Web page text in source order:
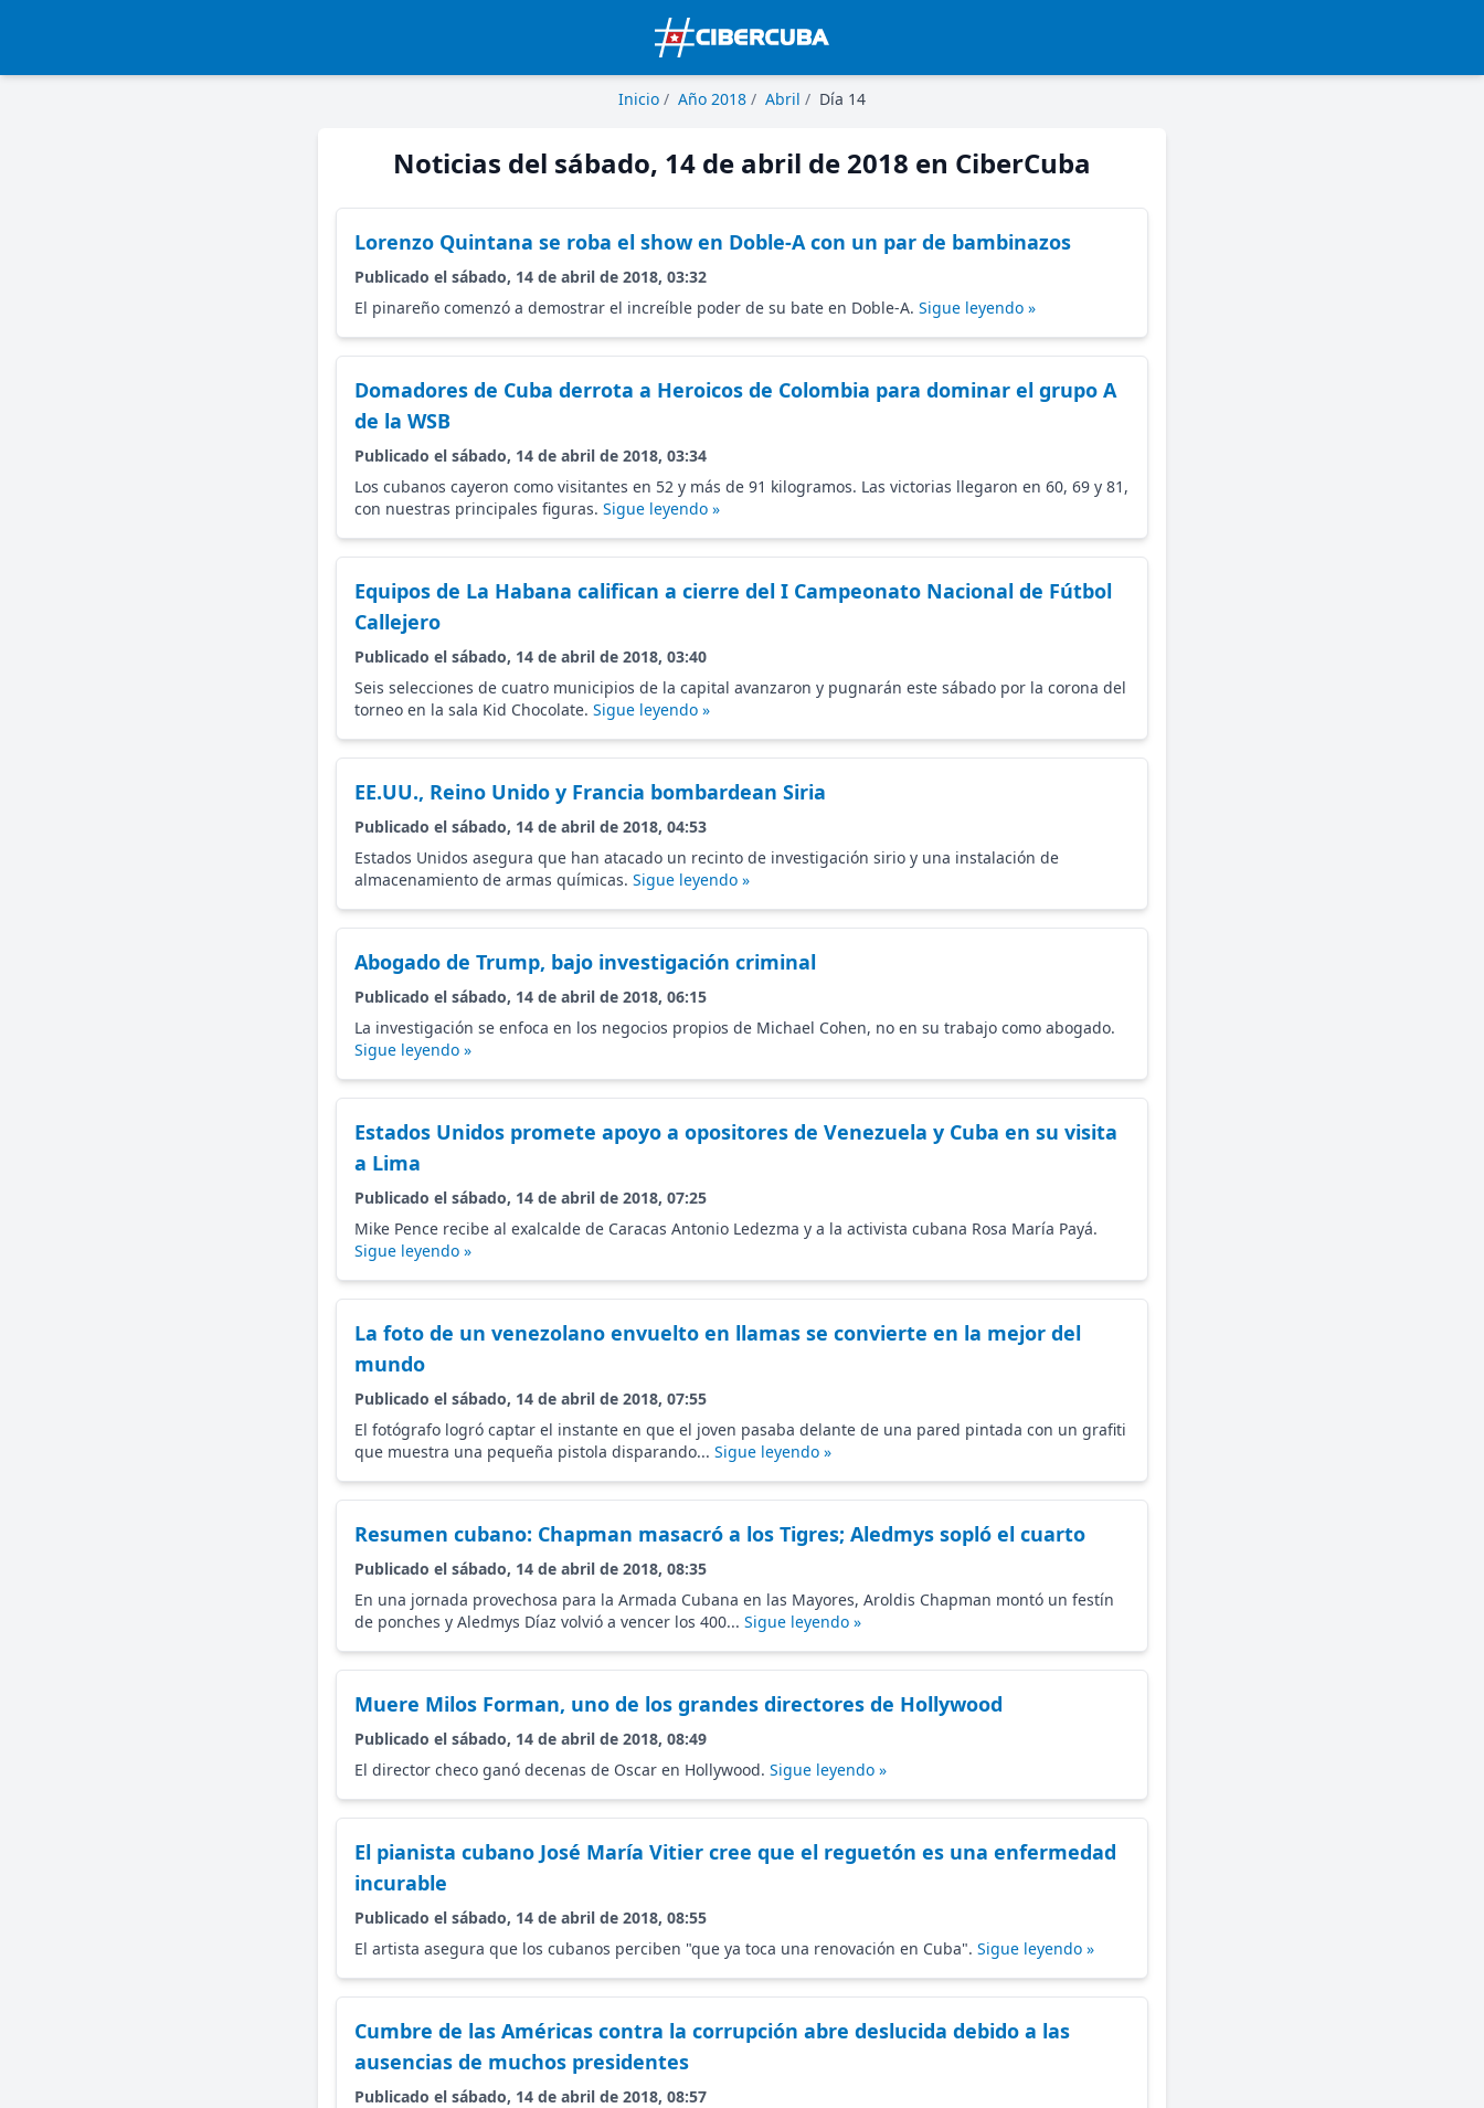
Inicio / Año 2018 / Abril / Día 14
Noticias del sábado, 14 de abril de 2018 en CiberCuba
Lorenzo Quintana se roba el show en Doble-A con un par de bambinazos
Publicado el sábado, 14 de abril de 2018, 03:32
El pinareño comenzó a demostrar el increíble poder de su bate en Doble-A. Sigue leyendo »
Domadores de Cuba derrota a Heroicos de Colombia para dominar el grupo A
de la WSB
Publicado el sábado, 14 de abril de 2018, 03:34
Los cubanos cayeron como visitantes en 52 y más de 91 kilogramos. Las victorias llegaron en 60, 69 y 81,
con nuestras principales figuras. Sigue leyendo »
Equipos de La Habana califican a cierre del I Campeonato Nacional de Fútbol
Callejero
Publicado el sábado, 14 de abril de 2018, 03:40
Seis selecciones de cuatro municipios de la capital avanzaron y pugnarán este sábado por la corona del
torneo en la sala Kid Chocolate. Sigue leyendo »
EE.UU., Reino Unido y Francia bombardean Siria
Publicado el sábado, 14 de abril de 2018, 04:53
Estados Unidos asegura que han atacado un recinto de investigación sirio y una instalación de
almacenamiento de armas químicas. Sigue leyendo »
Abogado de Trump, bajo investigación criminal
Publicado el sábado, 14 de abril de 2018, 06:15
La investigación se enfoca en los negocios propios de Michael Cohen, no en su trabajo como abogado.
Sigue leyendo »
Estados Unidos promete apoyo a opositores de Venezuela y Cuba en su visita
a Lima
Publicado el sábado, 14 de abril de 2018, 07:25
Mike Pence recibe al exalcalde de Caracas Antonio Ledezma y a la activista cubana Rosa María Payá.
Sigue leyendo »
La foto de un venezolano envuelto en llamas se convierte en la mejor del
mundo
Publicado el sábado, 14 de abril de 2018, 07:55
El fotógrafo logró captar el instante en que el joven pasaba delante de una pared pintada con un grafiti
que muestra una pequeña pistola disparando... Sigue leyendo »
Resumen cubano: Chapman masacró a los Tigres; Aledmys sopló el cuarto
Publicado el sábado, 14 de abril de 2018, 08:35
En una jornada provechosa para la Armada Cubana en las Mayores, Aroldis Chapman montó un festín
de ponches y Aledmys Díaz volvió a vencer los 400... Sigue leyendo »
Muere Milos Forman, uno de los grandes directores de Hollywood
Publicado el sábado, 14 de abril de 2018, 08:49
El director checo ganó decenas de Oscar en Hollywood. Sigue leyendo »
El pianista cubano José María Vitier cree que el reguetón es una enfermedad
incurable
Publicado el sábado, 14 de abril de 2018, 08:55
El artista asegura que los cubanos perciben "que ya toca una renovación en Cuba". Sigue leyendo »
Cumbre de las Américas contra la corrupción abre deslucida debido a las
ausencias de muchos presidentes
Publicado el sábado, 14 de abril de 2018, 08:57